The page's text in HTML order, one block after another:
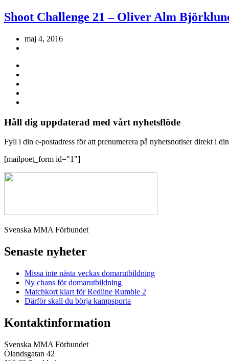
Shoot Challenge 21 – Oliver Alm
maj 4, 2016
Håll dig uppdaterad med vårt nyhetsflöde
Fyll i din e-postadress för att prenumerera på nyhetsnotiser direkt i
[mailpoet_form id="1"]
Svenska MMA Förbundet
Senaste nyheter
Missa inte nästa veckas domarutbildning
Ny chans för domarutbildning
Matchkort klart för Redline Rumble 2
Därför skall du börja kampsporta
Kontaktinformation
Svenska MMA Förbundet
Ölandsgatan 42